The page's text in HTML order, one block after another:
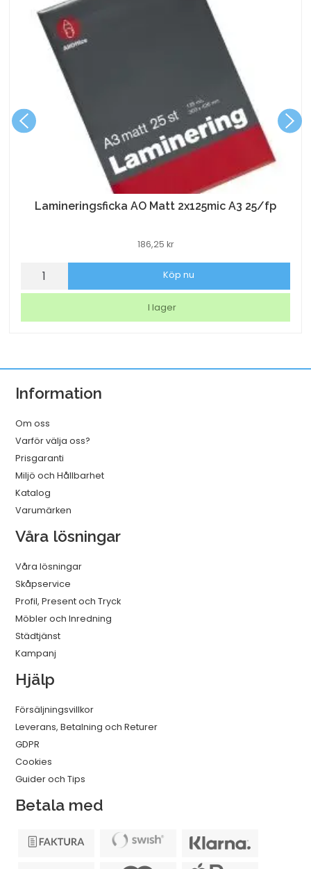
Lamineringsficka AO Matt 2x125mic A3 25/fp
186,25 kr
Lamineringsficka
2x125mic
mängd
Köp nu
I lager
Information
Om oss
Varför välja oss?
Prisgaranti
Miljö och Hållbarhet
Katalog
Varumärken
Våra lösningar
Våra lösningar
Skåpservice
Profil, Present och Tryck
Möbler och Inredning
Städtjänst
Kampanj
Hjälp
Försäljningsvillkor
Leverans, Betalning och Returer
GDPR
Cookies
Guider och Tips
Betala med